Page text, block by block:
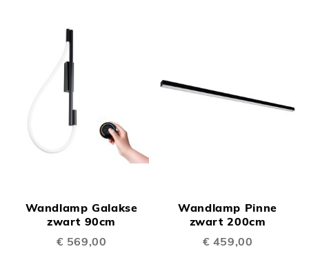
Wandlamp Galakse
zwart 90cm
€ 569,00
Wandlamp Pinne
zwart 200cm
€ 459,00